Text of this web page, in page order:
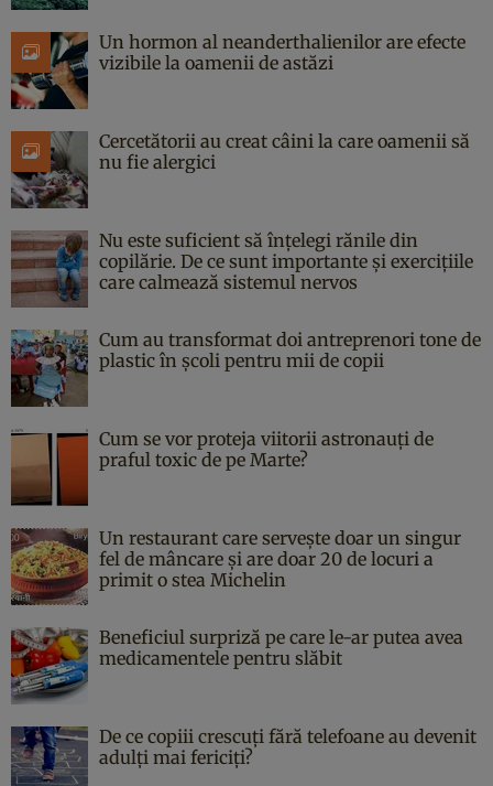
Un hormon al neanderthalienilor are efecte
vizibile la oamenii de astăzi
Cercetătorii au creat câini la care oamenii să
nu fie alergici
Nu este suficient să înțelegi rănile din
copilărie. De ce sunt importante și exercițiile
care calmează sistemul nervos
Cum au transformat doi antreprenori tone de
plastic în școli pentru mii de copii
Cum se vor proteja viitorii astronauți de
praful toxic de pe Marte?
Un restaurant care servește doar un singur
fel de mâncare și are doar 20 de locuri a
primit o stea Michelin
Beneficiul surpriză pe care le-ar putea avea
medicamentele pentru slăbit
De ce copiii crescuți fără telefoane au devenit
adulți mai fericiți?